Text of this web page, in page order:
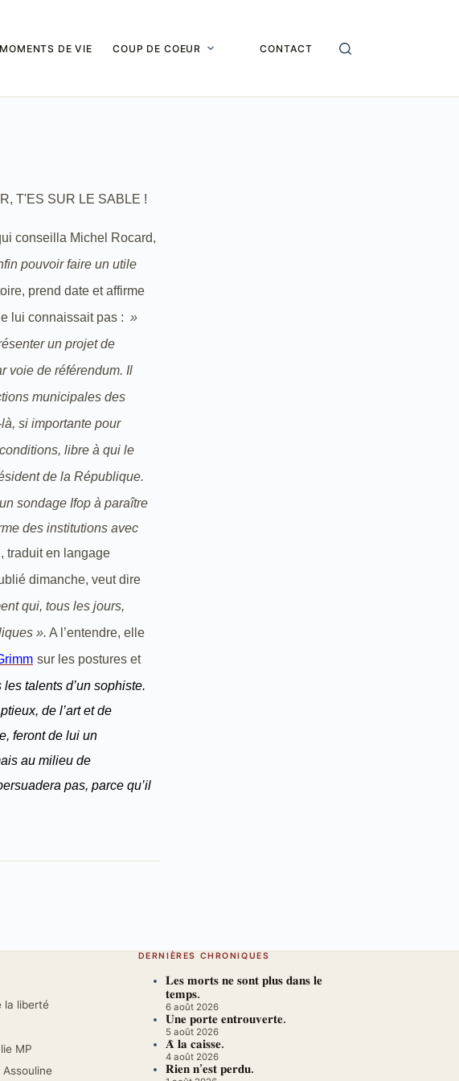
MOMENTS DE VIE COUP DE COEUR CONTACT
conseilla Michel Rocard,
pouvoir faire un utile
prend date et affirme
lui connaissait pas : »
un projet de
voie de référendum. Il
municipales des
si importante pour
libre à qui le
de la République.
sondage Ifop à paraître
des institutions avec
traduit en langage
dimanche, veut dire
qui, tous les jours,
». A l’entendre, elle
sur les postures et
talents d’un sophiste.
de l’art et de
feront de lui un
au milieu de
pas, parce qu’il
la liberté
MP
DERNIÈRES CHRONIQUES
𝐋𝐞𝐬 𝐦𝐨𝐫𝐭𝐬 𝐧𝐞 𝐬𝐨𝐧𝐭 𝐩𝐥𝐮𝐬 𝐝𝐚𝐧𝐬 𝐥𝐞
𝐭𝐞𝐦𝐩𝐬.
6 août 2026
𝐔𝐧𝐞 𝐩𝐨𝐫𝐭𝐞 𝐞𝐧𝐭𝐫𝐨𝐮𝐯𝐞𝐫𝐭𝐞.
5 août 2026
𝐀̀ 𝐥𝐚 𝐜𝐚𝐢𝐬𝐬𝐞.
4 août 2026
𝐑𝐢𝐞𝐧 𝐧’𝐞𝐬𝐭 𝐩𝐞𝐫𝐝𝐮.